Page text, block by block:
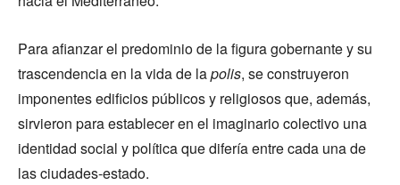
Para afianzar el predominio de la figura gobernante y su
trascendencia en la vida de lapolis, se construyeron
imponentes edificios públicos y religiosos que, además,
sirvieron para establecer en el imaginario colectivo una
identidad social y política que difería entre cada una de
las ciudades-estado.